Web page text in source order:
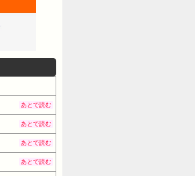
あとで読む
あとで読む
あとで読む
あとで読む